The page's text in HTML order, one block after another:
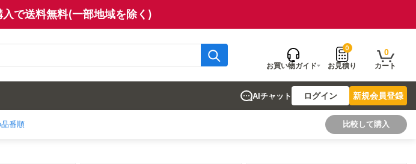
で送料無料(一部地域を除く)
お買い物ガイド
0
お見積り
0
カート
AIチャット ログイン 新規会員登録
番順 比較して購入